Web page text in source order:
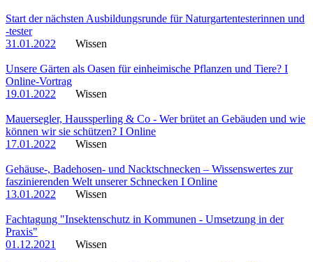
Start der nächsten Ausbildungsrunde für Naturgartentesterinnen und
-tester
31.01.2022
Wissen
Unsere Gärten als Oasen für einheimische Pflanzen und Tiere? I
Online-Vortrag
19.01.2022
Wissen
Mauersegler, Haussperling & Co - Wer brütet an Gebäuden und wie
können wir sie schützen? I Online
17.01.2022
Wissen
Gehäuse-, Badehosen- und Nacktschnecken – Wissenswertes zur
faszinierenden Welt unserer Schnecken I Online
13.01.2022
Wissen
Fachtagung "Insektenschutz in Kommunen - Umsetzung in der
Praxis"
01.12.2021
Wissen